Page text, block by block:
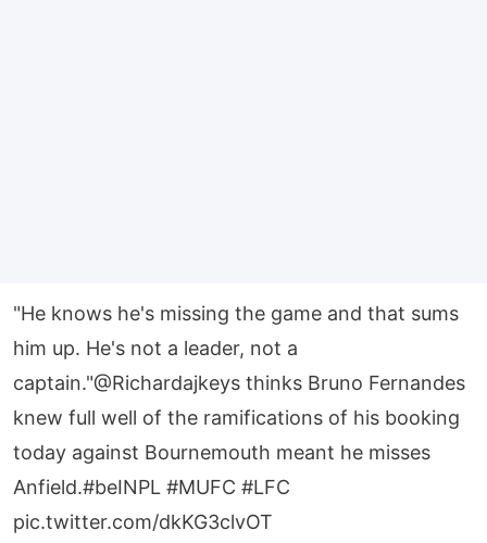
"He knows he's missing the game and that sums
him up. He's not a leader, not a
captain."@Richardajkeys thinks Bruno Fernandes
knew full well of the ramifications of his booking
today against Bournemouth meant he misses
Anfield.#beINPL #MUFC #LFC
pic.twitter.com/dkKG3clvOT